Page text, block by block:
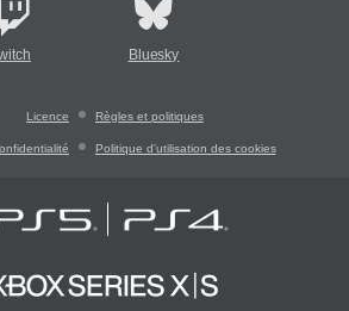
Bluesky
Licence Règles et politiques
Politique d'utilisation des cookies